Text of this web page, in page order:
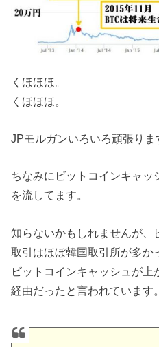
くほほほ。
くほほほ。
JPモルガンいろいろ頑張りま
ちなみにビットコインキャッ
を流してます。
知らないかもしれませんが、
取引はほぼ韓国取引所が多か
ビットコインキャッシュが
経由だったと言われています。